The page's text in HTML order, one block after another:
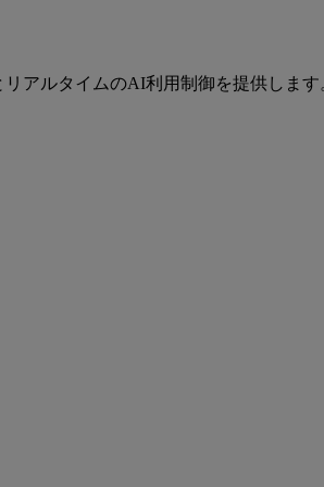
アルタイムのAI利用制御を提供します